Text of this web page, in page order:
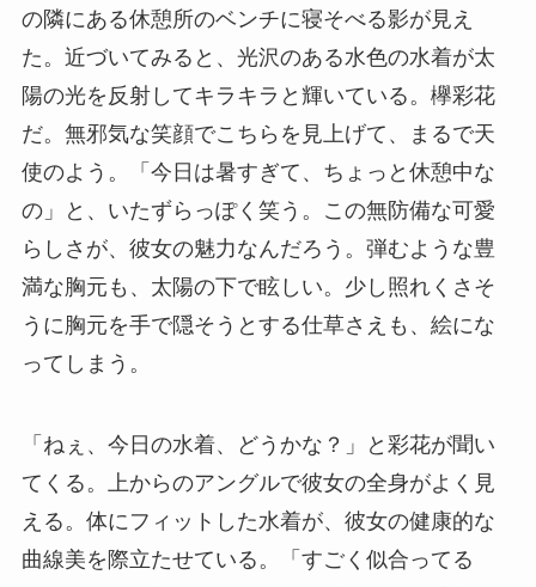
の隣にある休憩所のベンチに寝そべる影が見え
た。近づいてみると、光沢のある水色の水着が太
陽の光を反射してキラキラと輝いている。欅彩花
だ。無邪気な笑顔でこちらを見上げて、まるで天
使のよう。「今日は暑すぎて、ちょっと休憩中な
の」と、いたずらっぽく笑う。この無防備な可愛
らしさが、彼女の魅力なんだろう。弾むような豊
満な胸元も、太陽の下で眩しい。少し照れくさそ
うに胸元を手で隠そうとする仕草さえも、絵にな
ってしまう。
「ねぇ、今日の水着、どうかな？」と彩花が聞い
てくる。上からのアングルで彼女の全身がよく見
える。体にフィットした水着が、彼女の健康的な
曲線美を際立たせている。「すごく似合ってる